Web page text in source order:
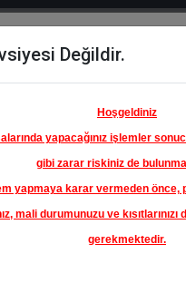
Öne
Çıkanlar
Değildir.
Hoşgeldiniz
yapacağınız işlemler
gibi zarar riskiniz de
yapmaya karar vermeden önce,
mali durumunuzu ve
gerekmektedir.